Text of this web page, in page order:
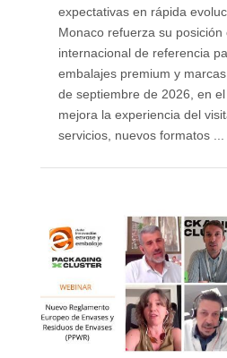
expectativas en rápida
Monaco refuerza su posición
internacional de referencia
embalajes premium y
de septiembre de 2026, en
mejora la experiencia del
servicios, nuevos formatos ...